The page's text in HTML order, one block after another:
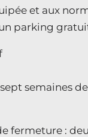
et aux
parking
semaines
fermeture :